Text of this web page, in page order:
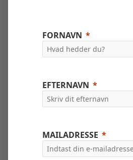
FORNAVN
EFTERNAVN
MAILADRESSE